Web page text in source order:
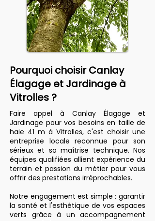
Pourquoi choisir Canlay
Élagage et Jardinage à
Vitrolles ?
Faire appel à Canlay Élagage et
Jardinage pour vos besoins en taille de
haie 41 m à Vitrolles, c'est choisir une
entreprise locale reconnue pour son
sérieux et sa maîtrise technique. Nos
équipes qualifiées allient expérience du
terrain et passion du métier pour vous
offrir des prestations irréprochables.
Notre engagement est simple : garantir
la santé et l'esthétique de vos espaces
verts grâce à un accompagnement